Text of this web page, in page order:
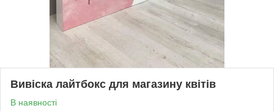
Вивіска лайтбокс для магазину квітів
В наявності